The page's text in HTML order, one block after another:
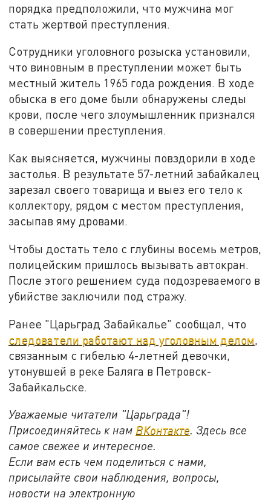
порядка предположили, что мужчина мог
стать жертвой преступления.
Сотрудники уголовного розыска установили,
что виновным в преступлении может быть
местный житель 1965 года рождения. В ходе
обыска в его доме были обнаружены следы
крови, после чего злоумышленник признался
в совершении преступления.
Как выясняется, мужчины повздорили в ходе
застолья. В результате 57-летний забайкалец
зарезал своего товарища и выез его тело к
коллектору, рядом с местом преступления,
засыпав яму дровами.
Чтобы достать тело с глубины восемь метров,
полицейским пришлось вызывать автокран.
После этого решением суда подозреваемого в
убийстве заключили под стражу.
Ранее "Царьград Забайкалье" сообщал, что
следователи работают над уголовным делом
связанным с гибелью 4-летней девочки,
утонувшей в реке Баляга в Петровск-
Забайкальске.
Уважаемые читатели "Царьграда"!
Присоединяйтесь к нам ВКонтакте. Здесь все
самое свежее и интересное.
Если вам есть чем поделиться с нами,
присылайте свои наблюдения, вопросы,
новости на электронную